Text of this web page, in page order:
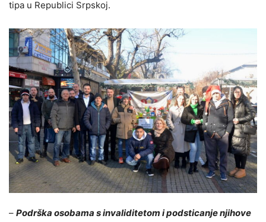
tipa u Republici Srpskoj.
– Podrška osobama s invaliditetom i podsticanje njihove